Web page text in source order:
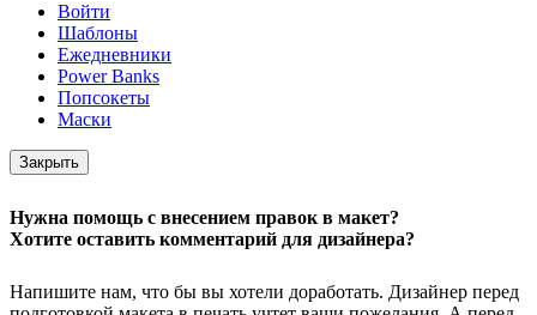
Войти
Шаблоны
Ежедневники
Power Banks
Попсокеты
Маски
Закрыть
Нужна помощь с внесением правок в макет?
Хотите оставить комментарий для дизайнера?
Напишите нам, что бы вы хотели доработать. Дизайнер перед